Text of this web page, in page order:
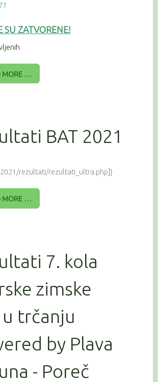
SU ZATVORENE!
MORE …
BAT 2021
rezultati/rezultati_ultra.php]}
MORE …
7. kola
zimske
trčanju
by Plava
- Poreč